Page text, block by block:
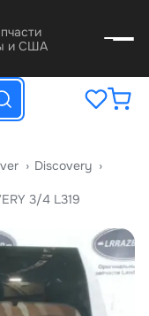
и США
› Discovery ›
3/4 L319